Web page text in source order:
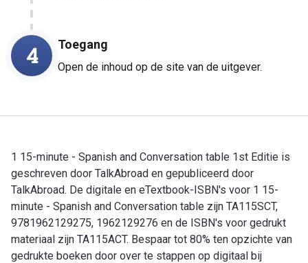
4 Toegang
Open de inhoud op de site van de uitgever.
1 15-minute - Spanish and Conversation table 1st Editie is
geschreven door TalkAbroad en gepubliceerd door
TalkAbroad. De digitale en eTextbook-ISBN's voor 1 15-
minute - Spanish and Conversation table zijn TA115SCT,
9781962129275, 1962129276 en de ISBN's voor gedrukt
materiaal zijn TA115ACT. Bespaar tot 80% ten opzichte van
gedrukte boeken door over te stappen op digitaal bij